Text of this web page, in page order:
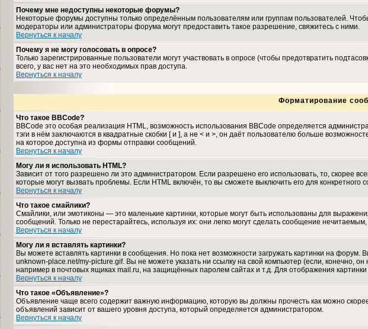
Почему мне недоступны некоторые форумы?
Некоторые форумы доступны только определённым пользователям или группам пользователей.
модераторы или администраторы форума могут предоставить такое разрешение, свяжитесь с ними.
Вернуться к началу
Почему я не могу голосовать в опросе?
Только зарегистрированные пользователи могут участвовать в опросе (чтобы предотвратить
всего, у вас нет на это необходимых прав доступа.
Вернуться к началу
Форматирование
Что такое BBCode?
BBCode это особая реализация HTML, возможность использования BBCode определяется
тэги в нём заключаются в квадратные скобки [ и ], а не < и >, он даёт пользователю больше
на которое доступна из формы отправки сообщений.
Вернуться к началу
Могу ли я использовать HTML?
Зависит от того разрешено ли это администратором. Если разрешено его использовать, то, скорее
которые могут вызвать проблемы. Если HTML включён, то вы сможете выключить его для
Вернуться к началу
Что такое смайлики?
Смайлики, или эмотиконы — это маленькие картинки, которые могут быть использованы для
сообщений. Только не перестарайтесь, используя их: они легко могут сделать сообщение
Вернуться к началу
Могу ли я вставлять картинки?
Вы можете вставлять картинки в сообщения. Но пока нет возможности загружать картинки на
unknown-place.net/my-picture.gif. Вы не можете указать ни ссылку на свой компьютер (если, конечно,
например в почтовых ящиках mail.ru, на защищённых паролем сайтах и т.д. Для отображения
Вернуться к началу
Что такое «Объявление»?
Объявление чаще всего содержит важную информацию, которую вы должны прочесть как можно
объявлений зависит от вашего уровня доступа, который определяется администратором.
Вернуться к началу